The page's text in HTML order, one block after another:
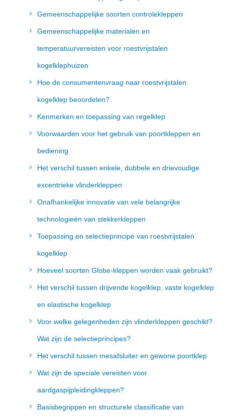
Gemeenschappelijke soorten controlekleppen
Gemeenschappelijke materialen en
temperatuurvereisten voor roestvrijstalen
kogelklephuizen
Hoe de consumentenvraag naar roestvrijstalen
kogelklep beoordelen?
Kenmerken en toepassing van regelklep
Voorwaarden voor het gebruik van poortkleppen en
bediening
Het verschil tussen enkele, dubbele en drievoudige
excentrieke vlinderkleppen
Onafhankelijke innovatie van vele belangrijke
technologieën van stekkerkleppen
Toepassing en selectieprincipe van roestvrijstalen
kogelklep
Hoeveel soorten Globe-kleppen worden vaak gebruikt?
Het verschil tussen drijvende kogelklep, vaste kogelklep
en elastische kogelklep
Voor welke gelegenheden zijn vlinderkleppen geschikt?
Wat zijn de selectieprincipes?
Het verschil tussen mesafsluiter en gewone poortklep
Wat zijn de speciale vereisten voor
aardgaspijpleidingkleppen?
Basisbegrippen en structurele classificatie van